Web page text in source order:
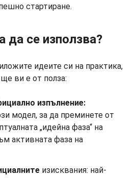
стартиране.
да се използва?
идеите си на практика,
ви е от полза:
изпълнение:
модел, за да преминете от
„идейна фаза“ на
активната фаза на
изисквания: най-